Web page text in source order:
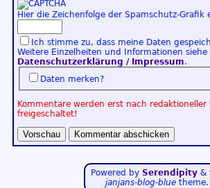
Hier die Zeichenfolge der Spamschutz-Grafik
Ich stimme zu, dass meine Daten
Weitere Einzelheiten und Informationen siehe
Datenschutzerklärung / Impressum.
Daten merken?
Kommentare werden erst nach redaktioneller
freigeschaltet!
Powered by Serendipity &
janjans-blog-blue theme.